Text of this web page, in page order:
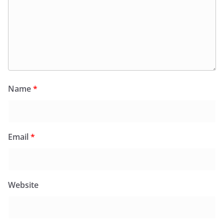
Name*
Email*
Website